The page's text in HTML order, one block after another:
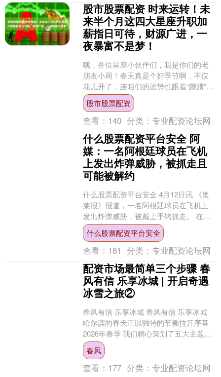
股市股票配资 时来运转！未
来半个月这四大星座升职加
薪指日可待，财源广进，一
夜暴富不是梦！
嘿，各位星座小伙伴们，我是你们的老
朋友小周！春天真是个好季节啊，不仅
花儿开了，连咱们的运势也跟着“蹭蹭”往
上冒！今天小周掐指一算，发现未来半
个月（4月15日到4....
股市股票配资
查看： 140 分类：专业配资论坛网
什么股票配资平台安全 阿
媒：一名阿根廷球员在飞机
上发出炸弹威胁，被抓走且
可能被解约
什么股票配资平台安全 4月12日讯 《奥
莱报》报道，一名阿根廷球员在飞机上
发出炸弹威胁，被戴上手铐抓走。 在祖
祖尔甘拿斯亚（又译作胡胡伊体操击剑
队）原定飞往布宜....
什么股票配资平台安全
查看： 181 分类：专业配资论坛网
配资市场最简单三个步骤 春
风有信 乐享冰城 | 开启奇遇
冰雪之旅②
春风有信 乐享冰城 春风有信 乐享冰城
哈尔滨的春天正以独特的节奏拉开序幕
2026年春季 我们精心策划了五大主题线
路 带你从不同维度感受这座城市的魅力
或漫步....
春风
查看： 177 分类：专业配资论坛网